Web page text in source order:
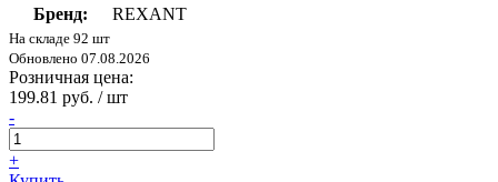
Бренд:
REXANT
На складе 92 шт
Обновлено 07.08.2026
Розничная цена:
199.81 руб. / шт
-
+